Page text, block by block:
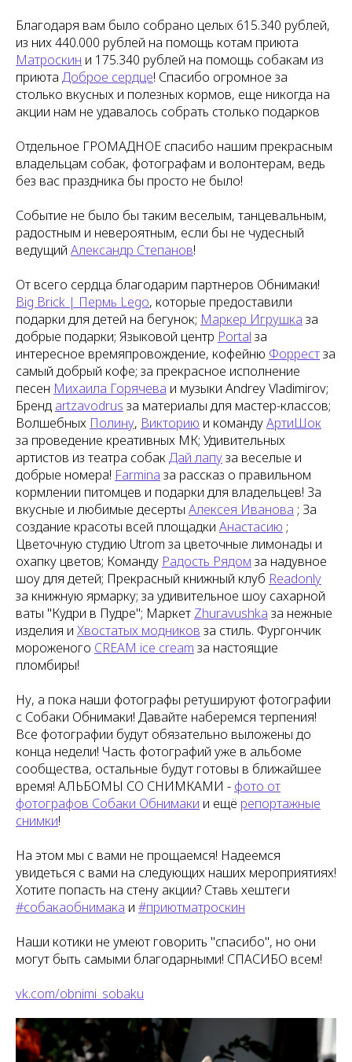
Благодаря вам было собрано целых 615.340 рублей,
из них 440.000 рублей на помощь котам приюта
Матроскин и 175.340 рублей на помощь собакам из
приюта Доброе сердце! Спасибо огромное за
столько вкусных и полезных кормов, еще никогда на
акции нам не удавалось собрать столько подарков
Отдельное ГРОМАДНОЕ спасибо нашим прекрасным
владельцам собак, фотографам и волонтерам, ведь
без вас праздника бы просто не было!
Событие не было бы таким веселым, танцевальным,
радостным и невероятным, если бы не чудесный
ведущий Александр Степанов!
От всего сердца благодарим партнеров Обнимаки!
Big Brick | Пермь Lego, которые предоставили
подарки для детей на бегунок; Маркер Игрушка за
добрые подарки; Языковой центр Portal за
интересное времяпровождение, кофейню Форрестза
самый добрый кофе; за прекрасное исполнение
песен Михаила Горячева и музыки Andrey Vladimirov;
Бренд artzavodrus за материалы для мастер-классов;
Волшебных Полину, Викторию и командуАртиШок
за проведение креативных МК; Удивительных
артистов из театра собакДай лапуза веселые и
добрые номера! Farmina за рассказ о правильном
кормлении питомцев и подарки для владельцев! За
вкусные и любимые десерты Алексея Иванова ; За
создание красоты всей площадки Анастасию ;
Цветочную студию Utrom за цветочные лимонады и
охапку цветов; Команду Радость Рядом за надувное
шоу для детей; Прекрасный книжный клуб Readonly
за книжную ярмарку; за удивительное шоу сахарной
ваты "Кудри в Пудре"; Маркет Zhuravushka за нежные
изделия и Хвостатых модников за стиль. Фургончик
мороженого CREAM ice cream за настоящие
пломбиры!
Ну, а пока наши фотографы ретушируют фотографии
с Собаки Обнимаки! Давайте наберемся терпения!
Все фотографии будут обязательно выложены до
конца недели! Часть фотографий уже в альбоме
сообщества, остальные будут готовы в ближайшее
время! АЛЬБОМЫ СО СНИМКАМИ - фото от
фотографов Собаки Обнимаки и ещё репортажные
снимки!
На этом мы с вами не прощаемся! Надеемся
увидеться с вами на следующих наших мероприятиях!
Хотите попасть на стену акции? Ставь хештеги
#собакаобнимака и #приютматроскин
Наши котики не умеют говорить "спасибо", но они
могут быть самыми благодарными! СПАСИБО всем!
vk.com/obnimi_sobaku